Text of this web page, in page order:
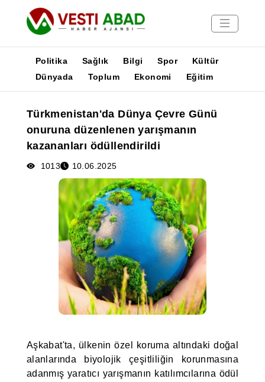
Yayınlar
Medya
Poster
Politika Sağlık Bilgi Spor
Kültür
Dünyada
Toplum Ekonomi Eğitim
Türkmenistan'da Dünya Çevre Günü
onuruna düzenlenen yarışmanın
kazananları ödüllendirildi
1013 10.06.2025
Aşkabat'ta, ülkenin özel koruma altındaki doğal
alanlarında biyolojik çeşitliliğin korunmasına
adanmış yaratıcı yarışmanın katılımcılarına ödül